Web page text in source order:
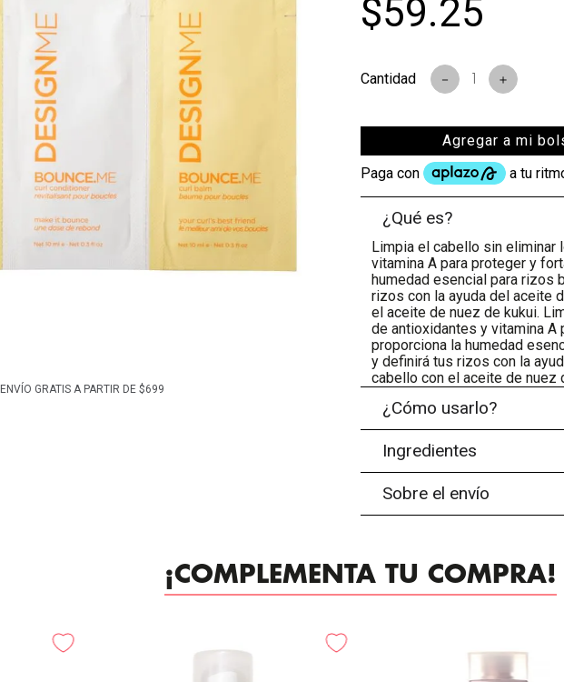
ENVÍO GRATIS A PARTIR DE $699
$59.25
＋
－
Agregar a mi
¿Qué es?
Limpia el cabello sin
vitamina A para proteger y
humedad esencial para rizos
rizos con la ayuda del aceite
el aceite de nuez de kukui.
de antioxidantes y vitamina
proporciona la humedad
y definirá tus rizos con la
cabello con el aceite de nuez
¿Cómo usarlo?
Ingredientes
Sobre el envío
¡COMPLEMENTA TU COMPRA!
tocobo
tinte
10. centella